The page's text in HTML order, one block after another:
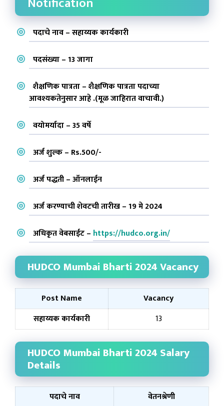
पदाचे नाव – सहाय्यक कार्यकारी
पदसंख्या – 13 जागा
शैक्षणिक पात्रता – शैक्षणिक पात्रता पदाच्या
आवश्यकतेनुसार आहे .(मूळ जाहिरात वाचावी.)
वयोमर्यादा – 35 वर्षे
अर्ज शुल्क – Rs.500/-
अर्ज पद्धती – ऑनलाईन
अर्ज करण्याची शेवटची तारीख – 19 मे 2024
अधिकृत वेबसाईट – https://hudco.org.in/
HUDCO Mumbai Bharti 2024 Vacancy
Post Name
Vacancy
सहाय्यक कार्यकारी
13
HUDCO Mumbai Bharti 2024 Salary
Details
पदाचे नाव
वेतनश्रेणी